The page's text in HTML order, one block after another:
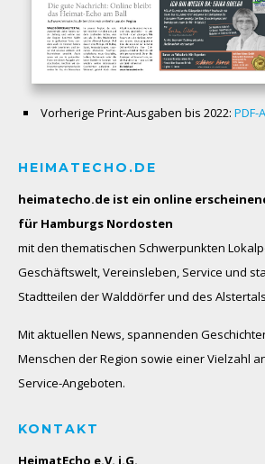
Vorherige Print-Ausgaben bis 2022: PDF-
HEIMATECHO.DE
heimatecho.de ist ein online
für Hamburgs Nordosten
mit den thematischen Schwerpunkten
Geschäftswelt, Vereinsleben, Service und
Stadtteilen der Walddörfer und des
Mit aktuellen News, spannenden
Menschen der Region sowie einer Vielzahl
Service-Angeboten.
KONTAKT
HeimatEcho e.V. i.G.